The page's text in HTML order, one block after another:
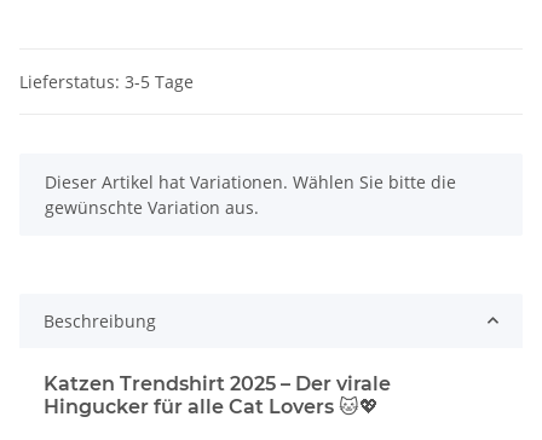
Lieferstatus: 3-5 Tage
x
Dieser Artikel hat Variationen. Wählen Sie bitte die
gewünschte Variation aus.
Beschreibung
Katzen Trendshirt 2025 – Der virale
Hingucker für alle Cat Lovers 🐱💖